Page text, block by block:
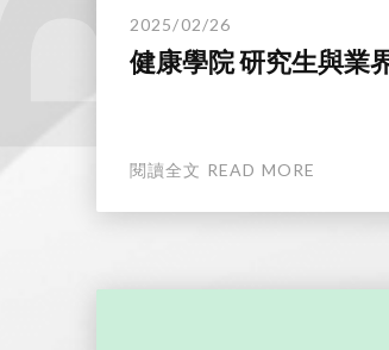
2025/02/26
健康學院 研究生與業
閱讀全文 READ MORE